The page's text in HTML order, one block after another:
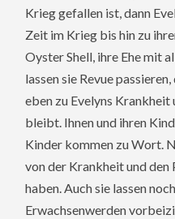
Krieg gefallen ist, dann
Zeit im Krieg bis hin zu
Oyster Shell, ihre Ehe mit
lassen sie Revue
eben zu Evelyns Krankheit
bleibt. Ihnen und ihren
Kinder kommen zu Wort.
von der Krankheit und den
haben. Auch sie lassen
Erwachsenwerden